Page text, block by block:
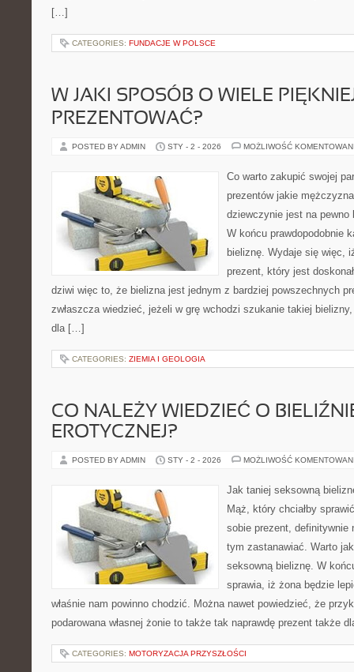
[…]
CATEGORIES: FUNDACJE W POLSCE
W JAKI SPOSÓB O WIELE
PREZENTOWAĆ?
POSTED BY ADMIN STY - 2 - 2026 MOŻLIWOŚĆ
Co warto zakupić swojej
prezentów jakie
dziewczynie jest na
W końcu prawdopodobnie
bieliznę. Wydaje się więc,
prezent, który jest
dziwi więc to, że bielizna jest jednym z bardziej powszechnych
zwłaszcza wiedzieć, jeżeli w grę wchodzi szukanie takiej
dla […]
CATEGORIES: ZIEMIA I GEOLOGIA
CO NALEŻY WIEDZIEĆ O
EROTYCZNEJ?
POSTED BY ADMIN STY - 2 - 2026 MOŻLIWOŚĆ
Jak taniej seksowną
Mąż, który chciałby
sobie prezent, definitywnie
tym zastanawiać. Warto
seksowną bieliznę. W
sprawia, iż żona będzie
właśnie nam powinno chodzić. Można nawet powiedzieć, że
podarowana własnej żonie to także tak naprawdę prezent także
CATEGORIES: MOTORYZACJA PRZYSZŁOŚCI